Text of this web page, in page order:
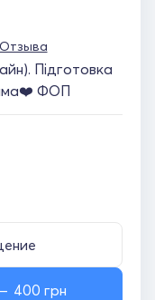
Підготовка
ФОП
400 грн